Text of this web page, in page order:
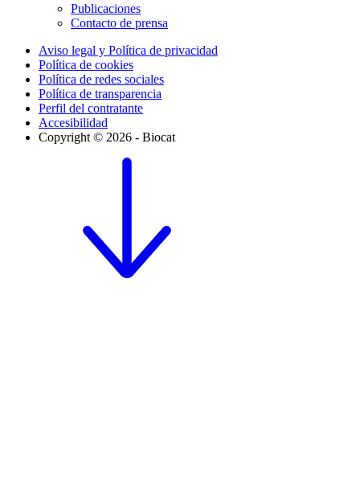
Publicaciones
Contacto de prensa
Aviso legal y Política de privacidad
Política de cookies
Política de redes sociales
Política de transparencia
Perfil del contratante
Accesibilidad
Copyright © 2026 - Biocat